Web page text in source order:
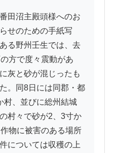
田沼主殿頭様へのお
せのための手紙写
る野州壬生では、去
方で度々震動があ
灰と砂が混じったも
。同8日には同郡・都
村、並びに総州結城
村々で砂が2、3寸か
物に被害のある場所
については収穫の上